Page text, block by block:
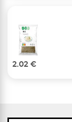
2.02 €